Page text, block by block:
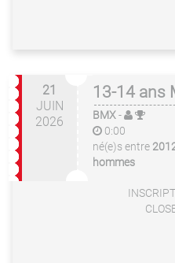
21
JUIN
2026
13-14 ans
BMX-
0:00
né(e)s entre
hommes